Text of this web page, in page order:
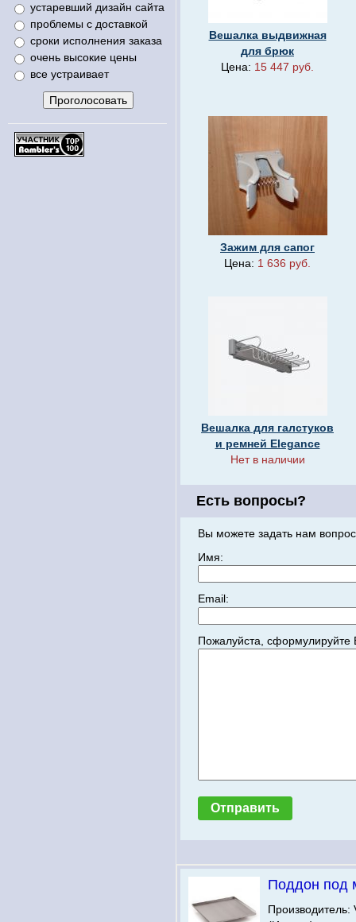
устаревший дизайн сайта
проблемы с доставкой
сроки исполнения заказа
очень высокие цены
все устраивает
Вешалка выдвижная
для брюк
Цена: 15 447 руб.
Зажим для сапог
Цена: 1 636 руб.
Вешалка для галстуков
и ремней Elegance
Нет в наличии
Есть вопросы?
Вы можете задать нам
Имя:
Email:
Пожалуйста,
Поддон под
Производитель: